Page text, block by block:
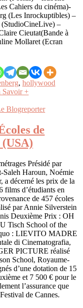
Cahiers du cinéma)-
(Les Inrockuptibles) –
(StudioCineLive) –
Cieutat(Bande à
Mollaret (Ecran
, hollywood
Savoir +
Blogreporter
de
Présidé par
Saleh Haroun, Noémie
a décerné les prix de la
films d’étudiants en
de 457 écoles
par Annie Silverstein
Deuxième Prix : OH
Tisch School of the
: LIEVITO MADRE
di Cinematografia,
PICTURE réalisé
School, Royaume-
d’une dotation de 15
et 7 500 € pour le
l’assurance que
de Cannes.